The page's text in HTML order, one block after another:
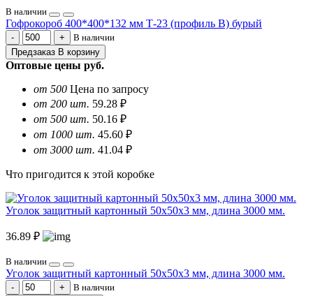
В наличии
Гофрокороб 400*400*132 мм Т-23 (профиль B) бурый
В наличии
Предзаказ В корзину
Оптовые цены руб.
от 500 Цена по запросу
от 200 шт. 59.28 ₽
от 500 шт. 50.16 ₽
от 1000 шт. 45.60 ₽
от 3000 шт. 41.04 ₽
Что пригодится к этой коробке
Уголок защитный картонный 50х50х3 мм, длина 3000 мм.
36.89 ₽
В наличии
Уголок защитный картонный 50х50х3 мм, длина 3000 мм.
В наличии